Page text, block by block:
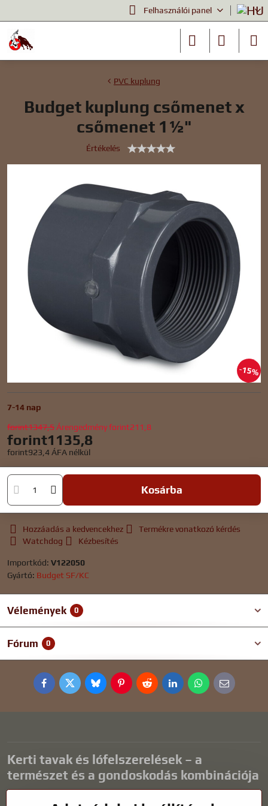
Felhasználói panel
15%
PVC kuplung
Budget kuplung csőmenet x
csőmenet 1½"
Értékelés
7-14 nap
forint1347,5 Árengedményforint211,8
forint1135,8
forint923,4 ÁFA nélkül
Kosárba
Hozzáadás a kedvencekhez
Termékre vonatkozó kérdés
Watchdog
Kézbesítés
Importkód: V122050
Gyártó: Budget SF/KC
Vélemények 0
Fórum 0
FacebookTwitterBlueskyPinterestRedditLinkedInWhatsApp
E-
mail
Kerti tavak és lófelszerelések – a
természet és a gondoskodás kombinációja